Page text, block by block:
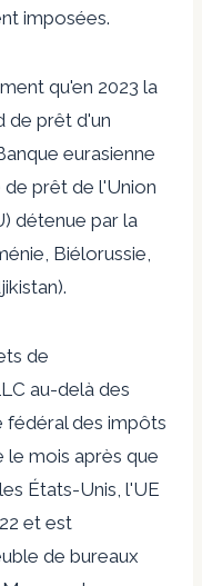
imposées.
qu'en 2023 la
de prêt d'un
eurasienne
prêt de l'Union
détenue par la
Biélorussie,
de
au-delà des
fédéral des impôts
le mois après que
États-Unis, l'UE
et est
de bureaux